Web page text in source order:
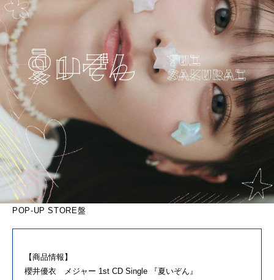
POP-UP STORE盤
【商品情報】
櫻井優衣 メジャー 1st CD Single 『夏いぞん』